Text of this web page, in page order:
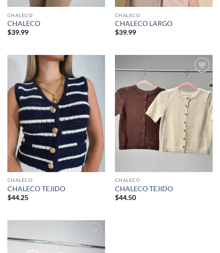
CHALECO
CHALECO
$39.99
CHALECO
CHALECO LARGO
$39.99
Añadir
a la
lista de
deseos
CHALECO
CHALECO TEJIDO
$44.25
a la
lista de
deseos
CHALECO
CHALECO TEJIDO
$44.50
Añadir